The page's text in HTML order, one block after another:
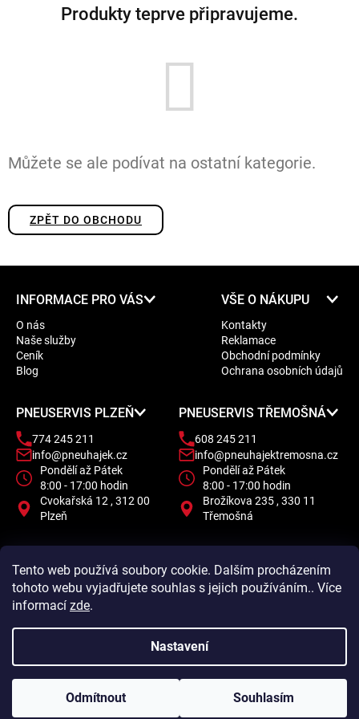
Tento web používá soubory cookie. Dalším procházením
tohoto webu vyjadřujete souhlas s jejich používáním.. Více
informací zde.
Nastavení
Odmítnout Souhlasím
Produkty teprve připravujeme.
Můžete se ale podívat na ostatní kategorie.
ZPĚT DO OBCHODU
INFORMACE PRO VÁS
O nás
Naše služby
Ceník
Blog
VŠE O NÁKUPU
Kontakty
Reklamace
Obchodní podmínky
Ochrana osobních údajů
PNEUSERVIS PLZEŇ
774 245 211
info@pneuhajek.cz
Pondělí až Pátek
8:00 - 17:00 hodin
Cvokařská 12 , 312 00
Plzeň
PNEUSERVIS TŘEMOŠNÁ
608 245 211
info@pneuhajektremosna.cz
Pondělí až Pátek
8:00 - 17:00 hodin
Brožíkova 235 , 330 11
Třemošná